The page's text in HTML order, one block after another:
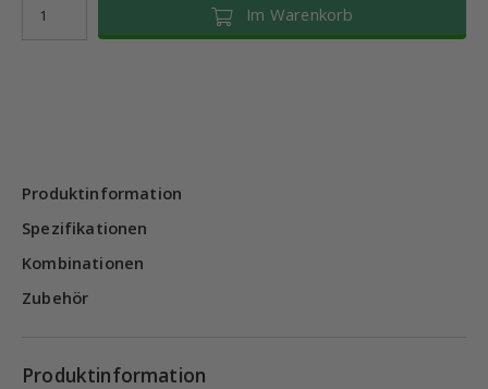
Im Warenkorb
Produktinformation
Spezifikationen
Kombinationen
Zubehör
Produktinformation